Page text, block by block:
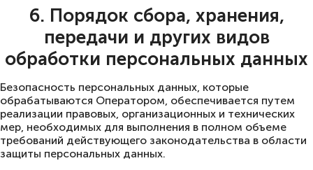
6. Порядок сбора, хранения,
передачи и других видов
обработки персональных данных
Безопасность персональных данных, которые
обрабатываются Оператором, обеспечивается путем
реализации правовых, организационных и технических
мер, необходимых для выполнения в полном объеме
требований действующего законодательства в области
защиты персональных данных.